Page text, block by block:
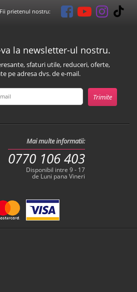
Fii prietenul nostru:
la newsletter-ul nostru.
sfaturi utile, reduceri, oferte,
pe adresa dvs. de e-mail.
Mai multe informatii:
0770 106 403
Disponibil intre 9 - 17
de Luni pana Vineri